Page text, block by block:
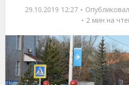
29.10.2019 12:27
2 мин на